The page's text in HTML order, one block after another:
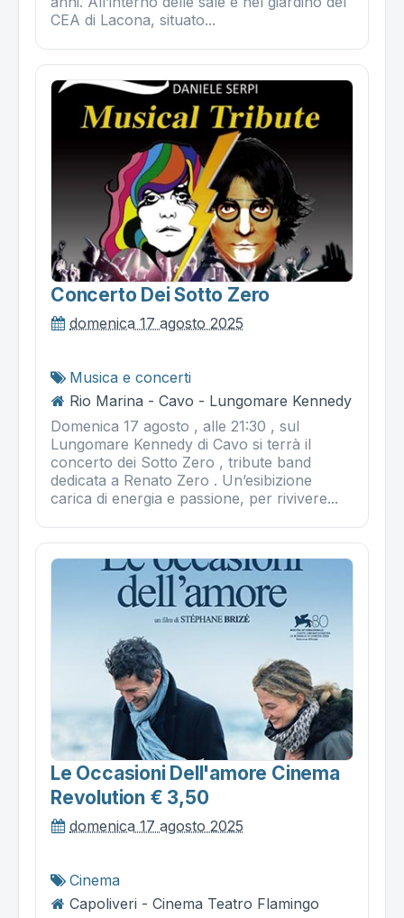
CEA di Lacona, situato...
Concerto Dei Sotto Zero
domenica 17 agosto 2025
Musica e concerti
Rio Marina - Cavo - Lungomare Kennedy
Domenica 17 agosto , alle 21:30 , sul
Lungomare Kennedy di Cavo si terrà il
concerto dei Sotto Zero , tribute band
dedicata a Renato Zero . Un’esibizione
carica di energia e passione, per rivivere...
Le Occasioni Dell'amore Cinema
Revolution € 3,50
domenica 17 agosto 2025
Cinema
Capoliveri - Cinema Teatro Flamingo